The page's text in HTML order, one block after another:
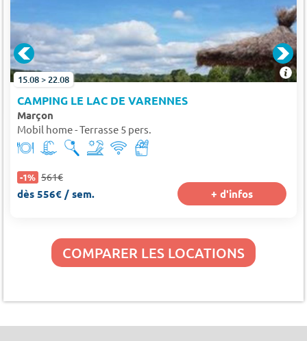
15.08 > 22.08
CAMPING LE LAC DE VARENNES
Marçon
Mobil home - Terrasse 5 pers.
-1% 561€
dès 556€ / sem. + d'infos
COMPARER LES LOCATIONS